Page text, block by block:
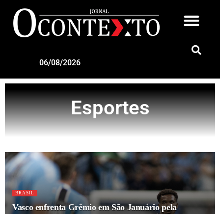
06/08/2026
Esportes
BRASIL
Vasco enfrenta Grêmio em São Januário pela